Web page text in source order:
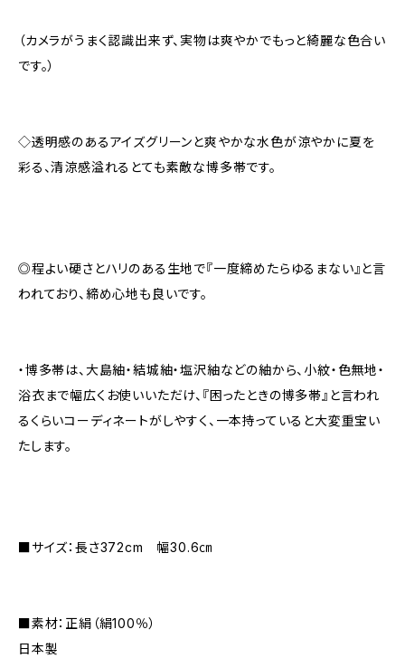
（カメラがうまく認識出来ず、実物は爽やかでもっと綺麗な色合い
です。）
◇透明感のあるアイズグリーンと爽やかな水色が涼やかに夏を
彩る、清涼感溢れるとても素敵な博多帯です。
◎程よい硬さとハリのある生地で『一度締めたらゆるまない』と言
われており、締め心地も良いです。
・博多帯は、大島紬・結城紬・塩沢紬などの紬から、小紋・色無地・
浴衣まで幅広くお使いいただけ、『困ったときの博多帯』と言われ
るくらいコーディネートがしやすく、一本持っていると大変重宝い
たします。
■サイズ：長さ372cm 幅30.6㎝
■素材：正絹（絹100％）
日本製